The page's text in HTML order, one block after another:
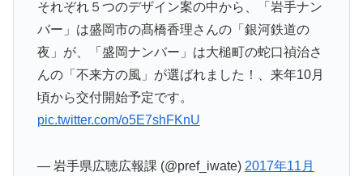
それぞれ５つのデザイン案の中から、「岩手ナン
バー」は盛岡市の髙橋香理さんの「銀河鉄道の
夜」が、「盛岡ナンバー」は大槌町の蛇口禎治さ
んの「不来方の風」が選ばれました！、来年10月
頃から交付開始予定です。
pic.twitter.com/o5E7shFKnU
— 岩手県広聴広報課 (@pref_iwate) 2017年11月